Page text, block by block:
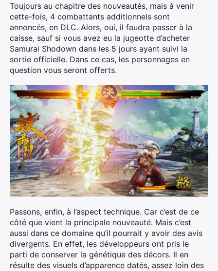
Toujours au chapitre des nouveautés, mais à venir
cette-fois, 4 combattants additionnels sont
annoncés, en DLC. Alors, oui, il faudra passer à la
caisse, sauf si vous avez eu la jugeotte d’acheter
Samurai Shodown dans les 5 jours ayant suivi la
sortie officielle. Dans ce cas, les personnages en
question vous seront offerts.
Passons, enfin, à l’aspect technique. Car c’est de ce
côté que vient la principale nouveauté. Mais c’est
aussi dans ce domaine qu’il pourrait y avoir des avis
divergents. En effet, les développeurs ont pris le
parti de conserver la génétique des décors. Il en
résulte des visuels d’apparence datés, assez loin des